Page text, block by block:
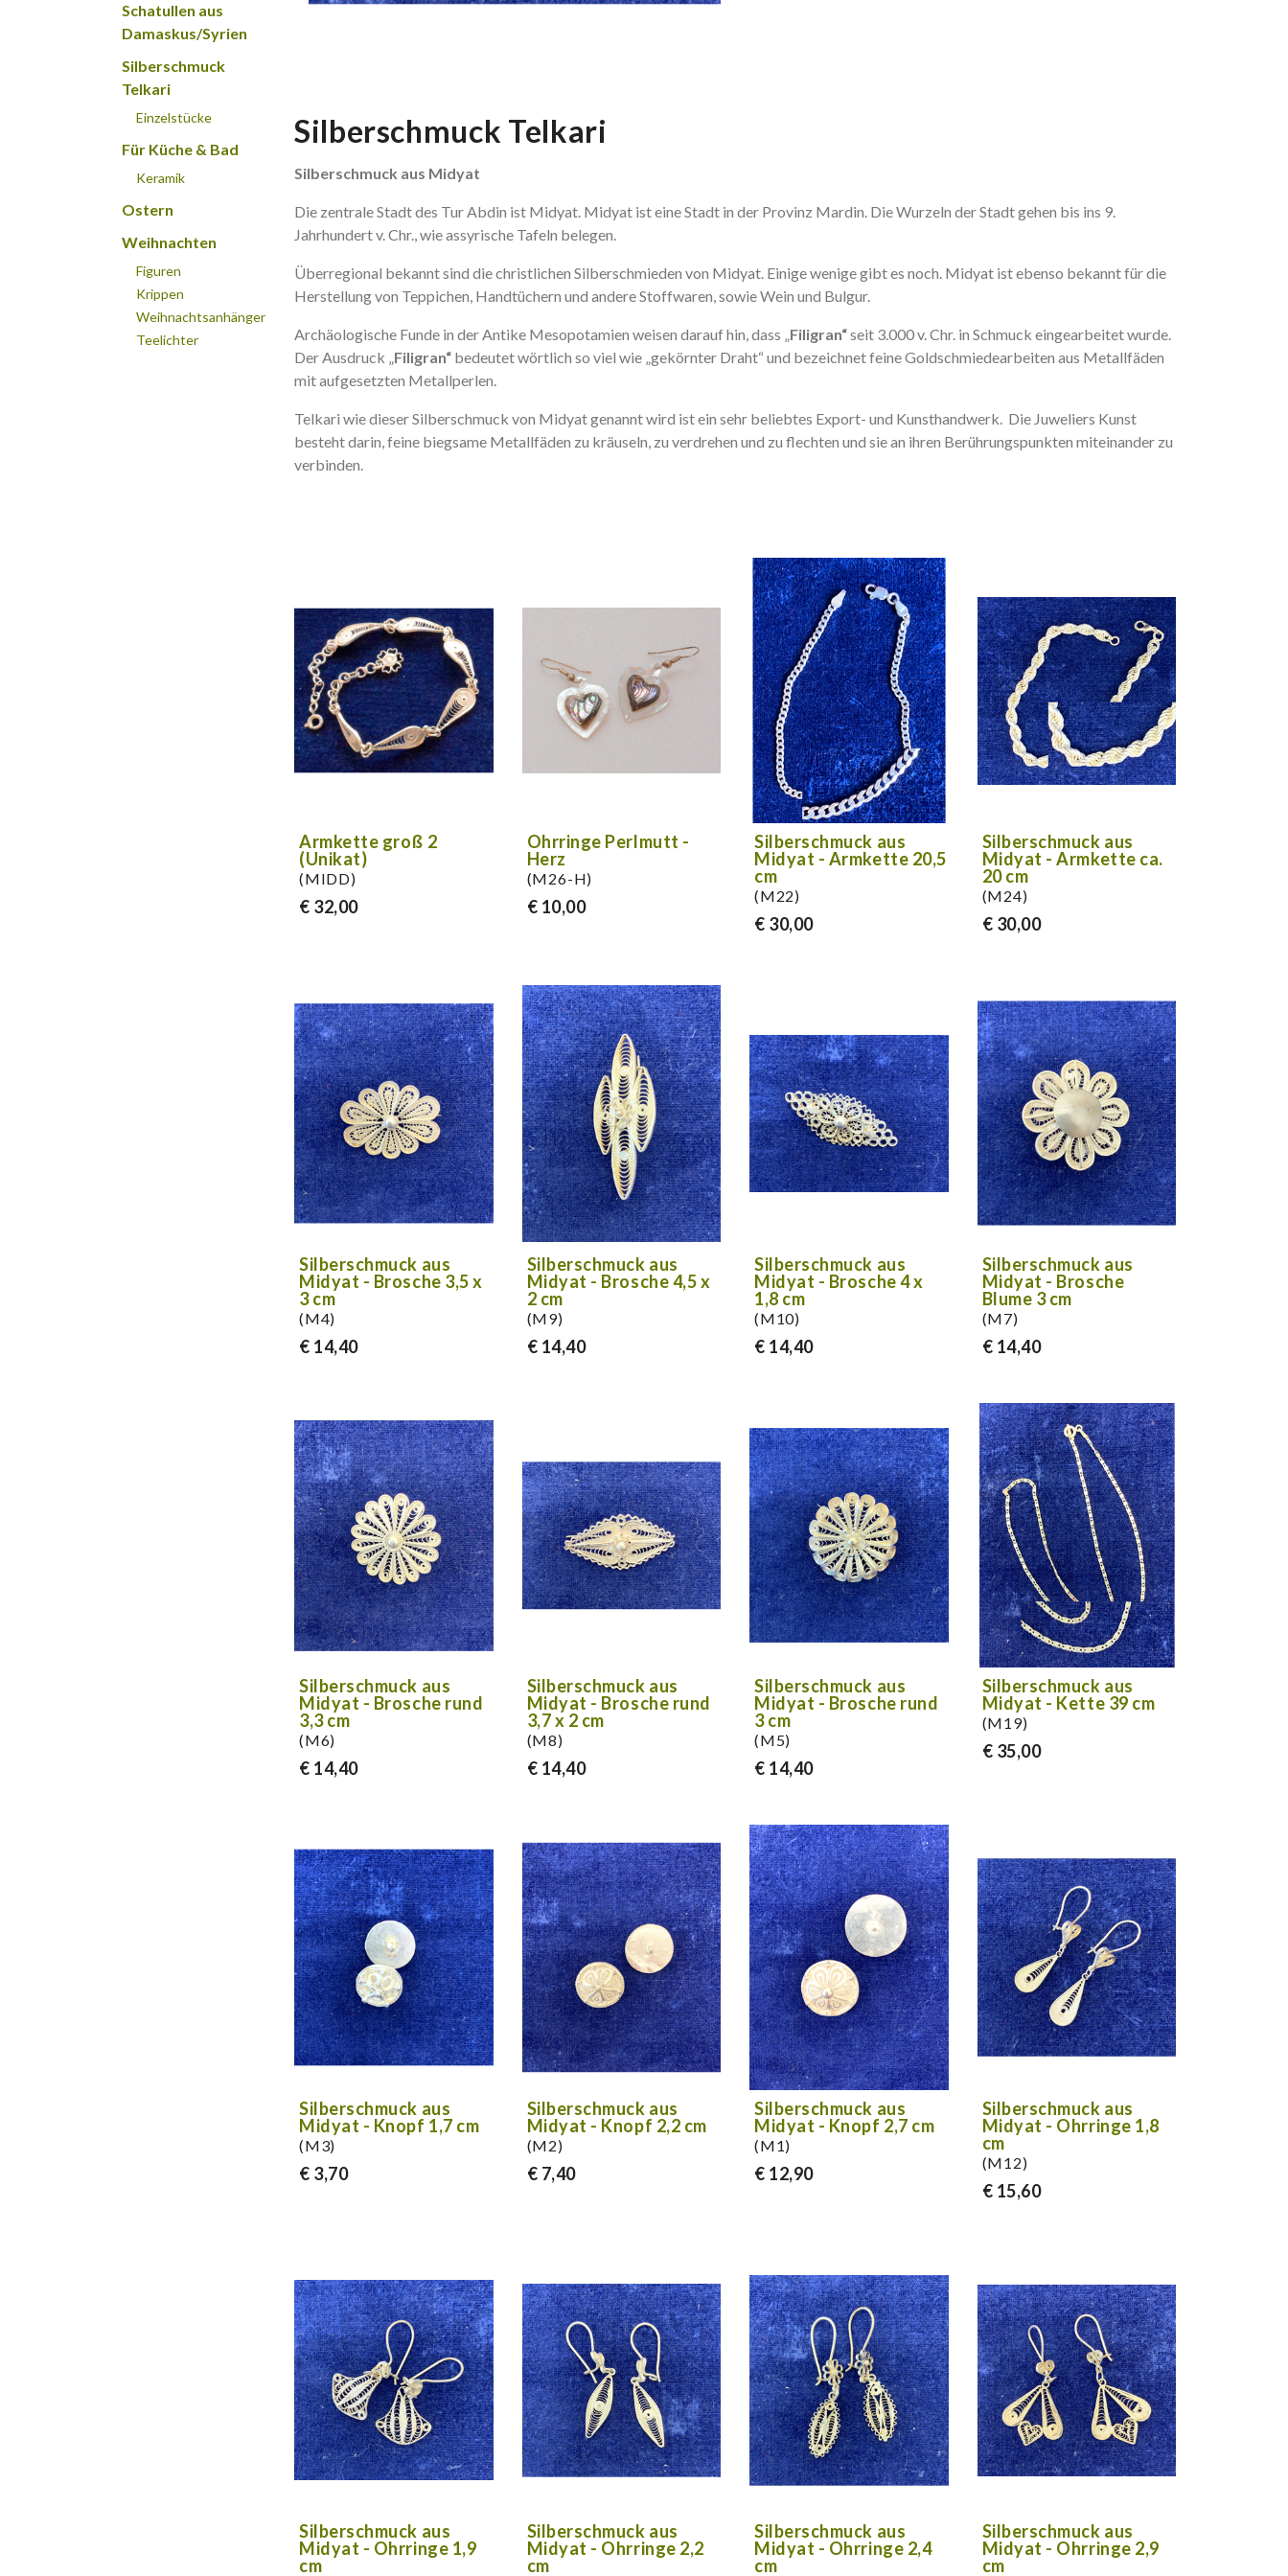
Schatullen aus
Damaskus/Syrien
Silberschmuck
Telkari
Einzelstücke
Für Küche & Bad
Keramik
Ostern
Weihnachten
Figuren
Krippen
Weihnachtsanhänger
Teelichter
Silberschmuck Telkari
Silberschmuck aus Midyat
Die zentrale Stadt des Tur Abdin ist Midyat. Midyat ist eine Stadt in der Provinz Mardin. Die Wurzeln der Stadt gehen bis ins 9.
Jahrhundert v. Chr., wie assyrische Tafeln belegen.
Überregional bekannt sind die christlichen Silberschmieden von Midyat. Einige wenige gibt es noch. Midyat ist ebenso bekannt für die
Herstellung von Teppichen, Handtüchern und andere Stoffwaren, sowie Wein und Bulgur.
Archäologische Funde in der Antike Mesopotamien weisen darauf hin, dass „Filigran“seit 3.000 v. Chr. in Schmuck eingearbeitet wurde.
Der Ausdruck „Filigran“ bedeutet wörtlich so viel wie „gekörnter Draht“ und bezeichnet feine Goldschmiedearbeiten aus Metallfäden
mit aufgesetzten Metallperlen.
Telkari wie dieser Silberschmuck von Midyat genannt wird ist ein sehr beliebtes Export- und Kunsthandwerk. Die Juweliers Kunst
besteht darin, feine biegsame Metallfäden zu kräuseln, zu verdrehen und zu flechten und sie an ihren Berührungspunkten miteinander zu
verbinden.
Armkette groß 2
(Unikat)
(MIDD)
€ 32,00
Ohrringe Perlmutt -
Herz
(M26-H)
€ 10,00
Silberschmuck aus
Midyat - Armkette 20,5
cm
(M22)
€ 30,00
Silberschmuck aus
Midyat - Armkette ca.
20 cm
(M24)
€ 30,00
Silberschmuck aus
Midyat - Brosche 3,5 x
3 cm
(M4)
€ 14,40
Silberschmuck aus
Midyat - Brosche 4,5 x
2 cm
(M9)
€ 14,40
Silberschmuck aus
Midyat - Brosche 4 x
1,8 cm
(M10)
€ 14,40
Silberschmuck aus
Midyat - Brosche
Blume 3 cm
(M7)
€ 14,40
Silberschmuck aus
Midyat - Brosche rund
3,3 cm
(M6)
€ 14,40
Silberschmuck aus
Midyat - Brosche rund
3,7 x 2 cm
(M8)
€ 14,40
Silberschmuck aus
Midyat - Brosche rund
3 cm
(M5)
€ 14,40
Silberschmuck aus
Midyat - Kette 39 cm
(M19)
€ 35,00
Silberschmuck aus
Midyat - Knopf 1,7 cm
(M3)
€ 3,70
Silberschmuck aus
Midyat - Knopf 2,2 cm
(M2)
€ 7,40
Silberschmuck aus
Midyat - Knopf 2,7 cm
(M1)
€ 12,90
Silberschmuck aus
Midyat - Ohrringe 1,8
cm
(M12)
€ 15,60
Silberschmuck aus
Midyat - Ohrringe 1,9
cm
Silberschmuck aus
Midyat - Ohrringe 2,2
cm
Silberschmuck aus
Midyat - Ohrringe 2,4
cm
Silberschmuck aus
Midyat - Ohrringe 2,9
cm